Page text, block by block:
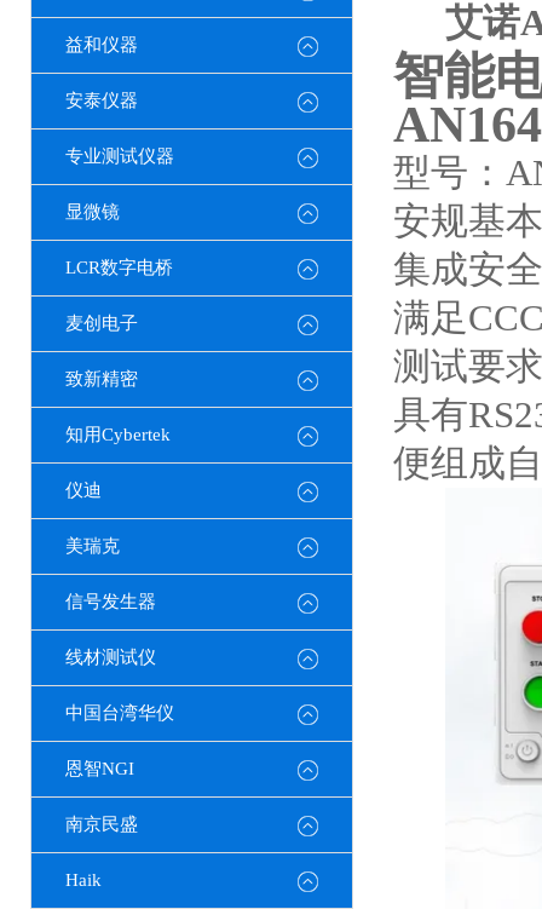
益和仪器
安泰仪器
专业测试仪器
显微镜
LCR数字电桥
麦创电子
致新精密
知用Cybertek
仪迪
美瑞克
信号发生器
线材测试仪
中国台湾华仪
恩智NGI
南京民盛
Haik
艾诺
智能
型号：
安规基
集成安
满足
测试要
具有
便组成